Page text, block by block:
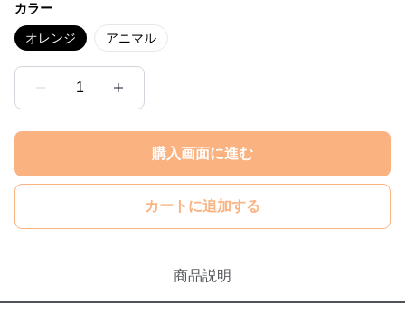
カラー
オレンジ アニマル
1
購入画面に進む
カートに追加する
商品説明